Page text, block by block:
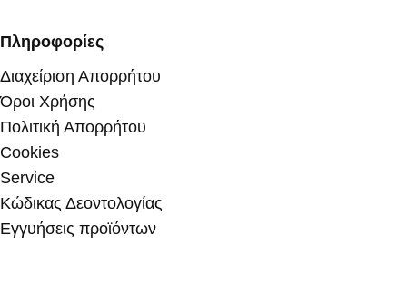
Πληροφορίες
Διαχείριση Απορρήτου
Όροι Χρήσης
Πολιτική Απορρήτου
Cookies
Service
Κώδικας Δεοντολογίας
Εγγυήσεις προϊόντων